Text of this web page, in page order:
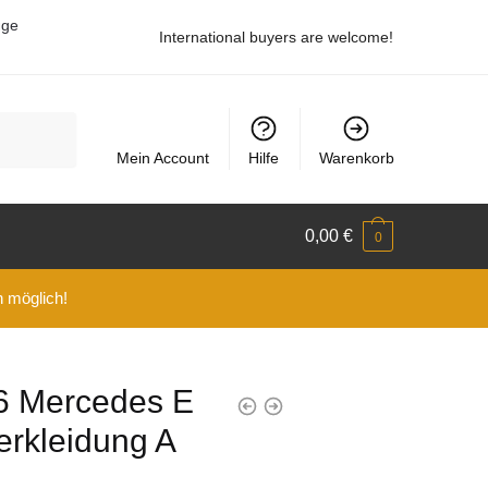
International buyers are welcome!
Mein Account Hilfe Warenkorb
0,00 € 0
möglich!
Mercedes E
A